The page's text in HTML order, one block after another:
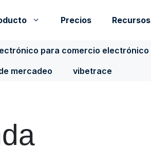
Precios Recursos
para comercio electrónico
mercadeo
vibetrace